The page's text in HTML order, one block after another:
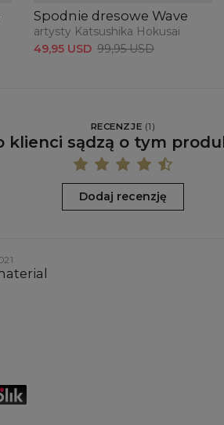
Spodnie dresowe Wave
artysty Katsushika Hokusai
49,95 USD 99,95 USD
RECENZJE (1 )
klienci sądzą o tym
Dodaj recenzję